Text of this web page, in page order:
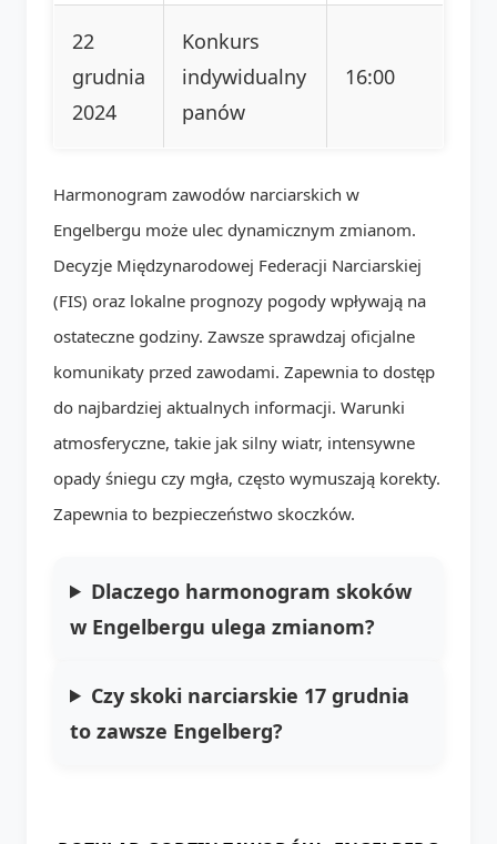
22
grudnia
2024
Konkurs
indywidualny
panów
16:00
Harmonogram zawodów narciarskich w
Engelbergu może ulec dynamicznym zmianom.
Decyzje Międzynarodowej Federacji Narciarskiej
(FIS) oraz lokalne prognozy pogody wpływają na
ostateczne godziny. Zawsze sprawdzaj oficjalne
komunikaty przed zawodami. Zapewnia to dostęp
do najbardziej aktualnych informacji. Warunki
atmosferyczne, takie jak silny wiatr, intensywne
opady śniegu czy mgła, często wymuszają korekty.
Zapewnia to bezpieczeństwo skoczków.
Dlaczego harmonogram skoków
w Engelbergu ulega zmianom?
Czy skoki narciarskie 17 grudnia
to zawsze Engelberg?